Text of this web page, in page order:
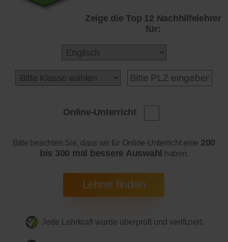
Zeige die Top 12 Nachhilfelehrer
für:
Online-Unterricht
Bitte beachten Sie, dass wir für Online-Unterricht eine 200
bis 300 mal bessere Auswahl haben.
Jede Lehrkraft wurde überprüft und verifiziert.